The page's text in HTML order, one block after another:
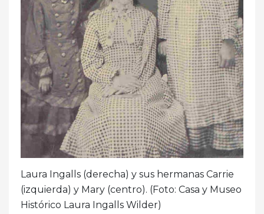
Laura Ingalls (derecha) y sus hermanas Carrie
(izquierda) y Mary (centro). (Foto: Casa y Museo
Histórico Laura Ingalls Wilder)